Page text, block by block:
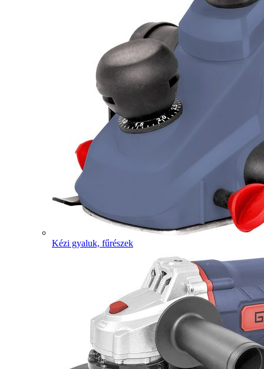
Kézi gyaluk, fűrészek